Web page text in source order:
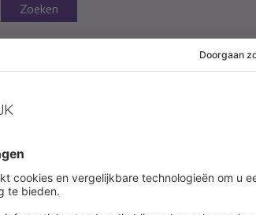
Zoeken
dit artikel te lezen